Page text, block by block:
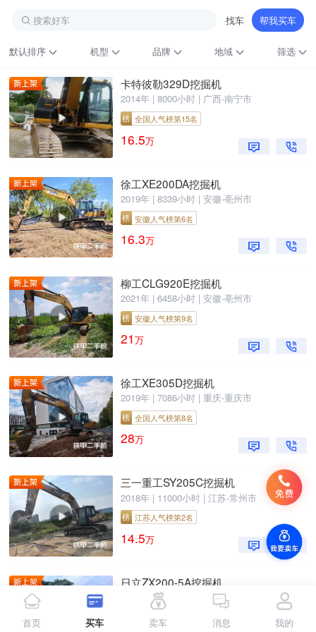
搜索好车 找车 帮我买车
默认排序 机型 品牌 地域 筛选
卡特彼勒329D挖掘机
2014年 | 8000小时 | 广西-南宁市
榜 全国人气榜第15名
16.5万
徐工XE200DA挖掘机
2019年 | 8339小时 | 安徽-亳州市
榜 安徽人气榜第6名
16.3万
柳工CLG920E挖掘机
2021年 | 6458小时 | 安徽-亳州市
榜 安徽人气榜第9名
21万
徐工XE305D挖掘机
2019年 | 7086小时 | 重庆-重庆市
榜 全国人气榜第8名
28万
三一重工SY205C挖掘机
2018年 | 11000小时 | 江苏-常州市
榜 江苏人气榜第2名
14.5万
日立ZX200-5A挖掘机
2019年 | 8906小时 | 安徽-阜阳市
全国人气榜第4名
首页 买车 卖车 消息 我的
铁甲龙总部 4000099032 认证经纪人